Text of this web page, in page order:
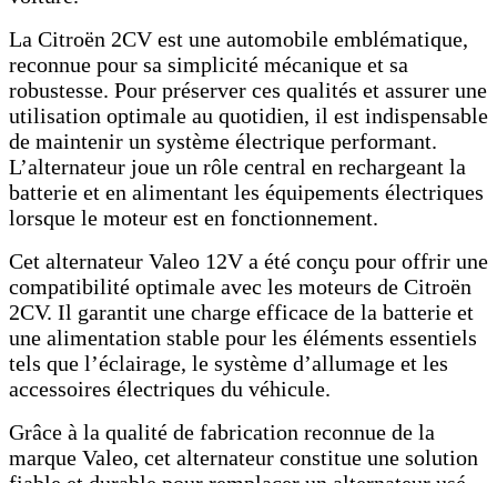
La Citroën 2CV est une automobile emblématique,
reconnue pour sa simplicité mécanique et sa
robustesse. Pour préserver ces qualités et assurer une
utilisation optimale au quotidien, il est indispensable
de maintenir un système électrique performant.
L’alternateur joue un rôle central en rechargeant la
batterie et en alimentant les équipements électriques
lorsque le moteur est en fonctionnement.
Cet alternateur Valeo 12V a été conçu pour offrir une
compatibilité optimale avec les moteurs de Citroën
2CV. Il garantit une charge efficace de la batterie et
une alimentation stable pour les éléments essentiels
tels que l’éclairage, le système d’allumage et les
accessoires électriques du véhicule.
Grâce à la qualité de fabrication reconnue de la
marque Valeo, cet alternateur constitue une solution